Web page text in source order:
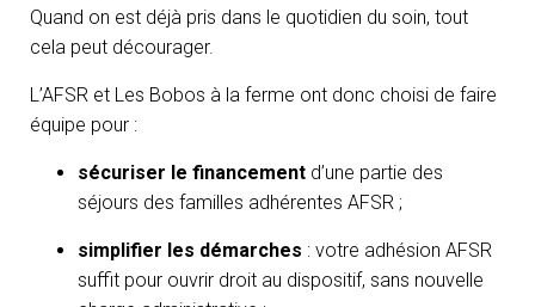
Quand on est déjà pris dans le quotidien du soin, tout
cela peut décourager.
L’AFSR et Les Bobos à la ferme ont donc choisi de faire
équipe pour :
sécuriser le financement d’une partie des
séjours des familles adhérentes AFSR ;
simplifier les démarches : votre adhésion AFSR
suffit pour ouvrir droit au dispositif, sans nouvelle